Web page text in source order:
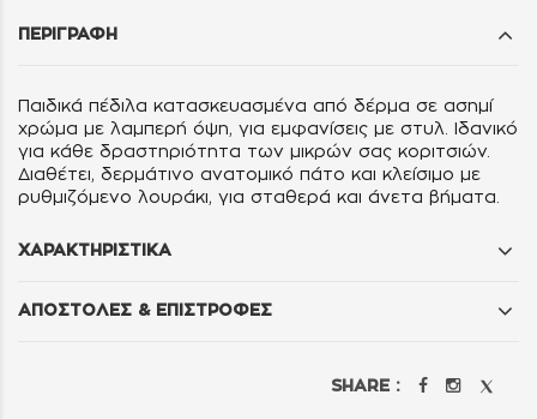
ΠΕΡΙΓΡΑΦΗ
Παιδικά πέδιλα κατασκευασμένα από δέρμα σε ασημί
χρώμα με λαμπερή όψη, για εμφανίσεις με στυλ. Ιδανικό
για κάθε δραστηριότητα των μικρών σας κοριτσιών.
Διαθέτει, δερμάτινο ανατομικό πάτο και κλείσιμο με
ρυθμιζόμενο λουράκι, για σταθερά και άνετα βήματα.
ΧΑΡΑΚΤΗΡΙΣΤΙΚΑ
ΑΠΟΣΤΟΛΕΣ & ΕΠΙΣΤΡΟΦΕΣ
SHARE :